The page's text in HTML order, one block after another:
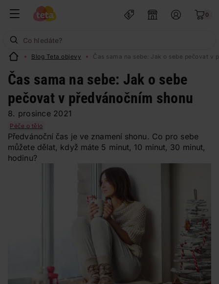
0
Blog Teta objevy Čas sama na sebe: Jak o sebe pečovat v
Čas sama na sebe: Jak o sebe
pečovat v předvánočním shonu
8. prosince 2021
Péče o tělo
Předvánoční čas je ve znamení shonu. Co pro sebe
můžete dělat, když máte 5 minut, 10 minut, 30 minut,
hodinu?